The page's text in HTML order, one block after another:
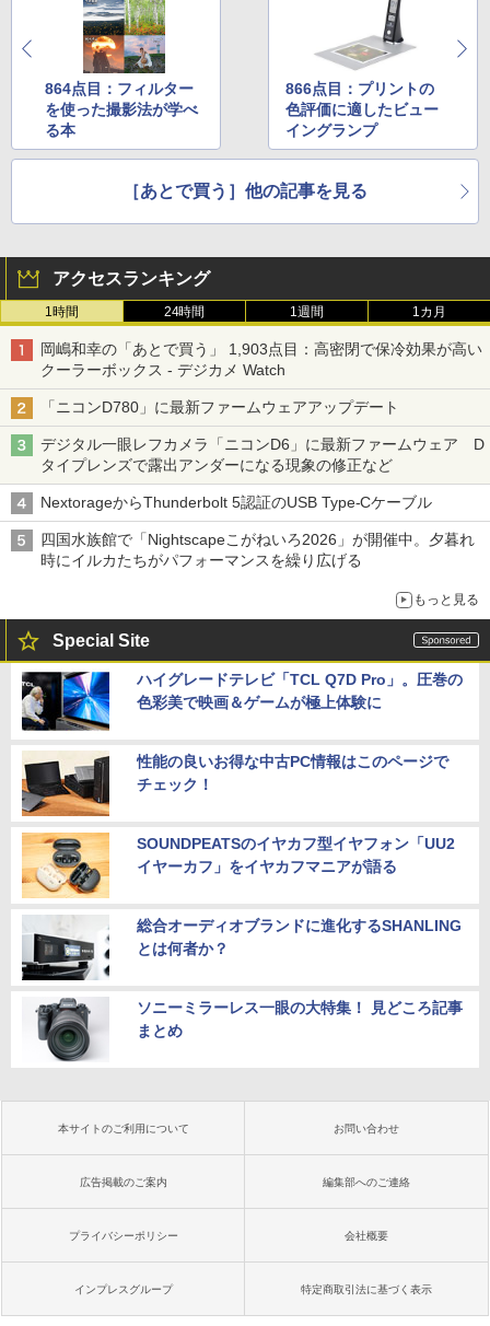
864点目：フィルター
を使った撮影法が学べ
る本
866点目：プリントの
色評価に適したビュー
イングランプ
［あとで買う］他の記事を見る
アクセスランキング
1時間 24時間 1週間 1カ月
岡嶋和幸の「あとで買う」 1,903点目：高密閉で保冷効果が高い
クーラーボックス - デジカメ Watch
「ニコンD780」に最新ファームウェアアップデート
デジタル一眼レフカメラ「ニコンD6」に最新ファームウェア D
タイプレンズで露出アンダーになる現象の修正など
NextorageからThunderbolt 5認証のUSB Type-Cケーブル
四国水族館で「Nightscapeこがねいろ2026」が開催中。夕暮れ
時にイルカたちがパフォーマンスを繰り広げる
もっと見る
Special Site
ハイグレードテレビ「TCL Q7D Pro」。圧巻の
色彩美で映画＆ゲームが極上体験に
性能の良いお得な中古PC情報はこのページで
チェック！
SOUNDPEATSのイヤカフ型イヤフォン「UU2
イヤーカフ」をイヤカフマニアが語る
総合オーディオブランドに進化するSHANLING
とは何者か？
ソニーミラーレス一眼の大特集！ 見どころ記事
まとめ
本サイトのご利用について お問い合わせ
広告掲載のご案内 編集部へのご連絡
プライバシーポリシー 会社概要
インプレスグループ 特定商取引法に基づく表示